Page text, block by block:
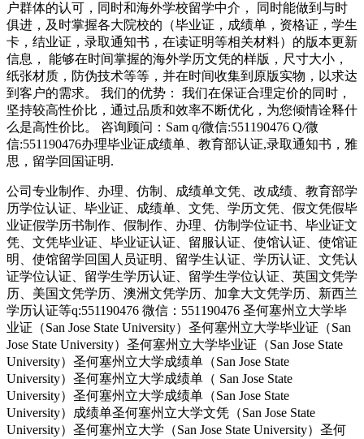
户群体的认可，同时和海外学校留学中介， 同时能做到与时
俱进，及时掌握各大院校的（毕业证，成绩单，资格证，学生
卡，结业证，录取通知书，在读证明等相关材料）的版本更新
信息， 能够在时间掌握的海外学历文凭的样版，尺寸大小，
纸张材质，防伪技术等等，并在时间收集到原版实物，以求达
到客户的需求。 我们的优势： 我们在保证合理定价的同时，
坚持较高性价比，通过品质和效率不断优化，为您倾情诠释什
么是高性价比。 咨询顾问：Sam q/微信:551190476 Q/微
信:551190476办理毕业证成绩单、教育部认证,录取通知书，雅
思，留学回国证明.
公司专业制作、办理、仿制、成绩单文凭、改成绩、教育部学
历学位认证、毕业证、成绩单、文凭、学历文凭、假文凭假毕
业证假学历书制作、假制作、办理、仿制学位证书、毕业证文
凭、文凭毕业证、毕业证认证、留服认证、使馆认证、使馆证
明、使馆留学回国人员证明、留学生认证、学历认证、文凭认
证学位认证、留学生学历认证、留学生学位认证、英国文凭学
历、美国文凭学历、澳洲文凭学历、加拿大文凭学历、新西兰
学历认证等q:551190476 微信：551190476 圣何塞州立大学毕
业证（San Jose State University）圣何塞州立大学毕业证（San
Jose State University）圣何塞州立大学毕业证（San Jose State
University）圣何塞州立大学成绩单（San Jose State
University）圣何塞州立大学成绩单（ San Jose State
University）圣何塞州立大学成绩单（San Jose State
University）成绩单圣何塞州立大学文凭（San Jose State
University）圣何塞州立大学（San Jose State University）圣何